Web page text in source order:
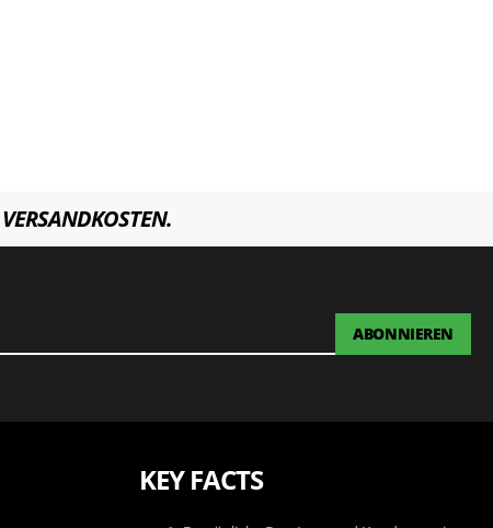
VERSANDKOSTEN.
ABONNIEREN
KEY FACTS